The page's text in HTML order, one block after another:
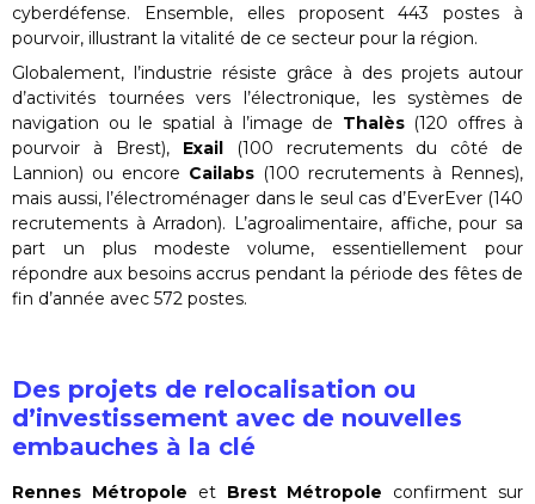
cyberdéfense. Ensemble, elles proposent 443 postes à
pourvoir, illustrant la vitalité de ce secteur pour la région.
Globalement, l’industrie résiste grâce à des projets autour
d’activités tournées vers l’électronique, les systèmes de
navigation ou le spatial à l’image de Thalès(120 offres à
pourvoir à Brest), Exail (100 recrutements du côté de
Lannion) ou encore Cailabs (100 recrutements à Rennes),
mais aussi, l’électroménager dans le seul cas d’EverEver (140
recrutements à Arradon). L’agroalimentaire, affiche, pour sa
part un plus modeste volume, essentiellement pour
répondre aux besoins accrus pendant la période des fêtes de
fin d’année avec 572 postes.
Des projets de relocalisation ou
d’investissement avec de nouvelles
embauches à la clé
Rennes Métropole et Brest Métropole confirment sur